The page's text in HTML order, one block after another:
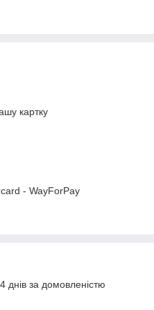
картку
- WayForPay
днів за домовленістю